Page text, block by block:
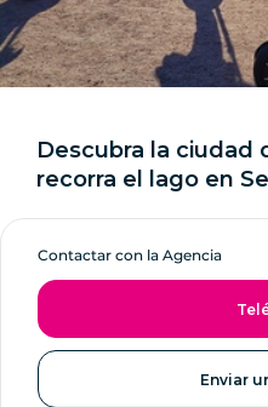
Descubra la ciudad
recorra el lago en
Contactar con la Agencia
Enviar